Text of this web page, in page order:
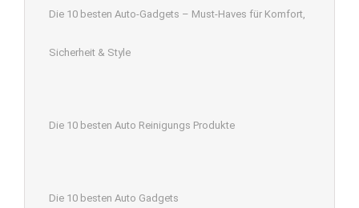
Die 10 besten Auto-Gadgets – Must-Haves für Komfort,
Sicherheit & Style
Die 10 besten Auto Reinigungs Produkte
Die 10 besten Auto Gadgets